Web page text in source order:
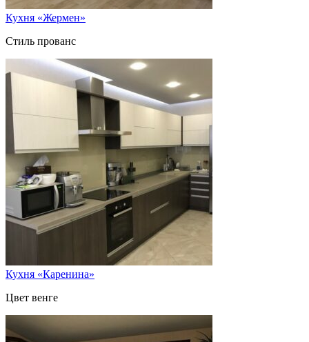
Кухня «Жермен»
Стиль прованс
Кухня «Каренина»
Цвет венге